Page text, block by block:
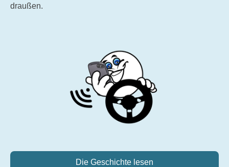
draußen.
Die Geschichte lesen